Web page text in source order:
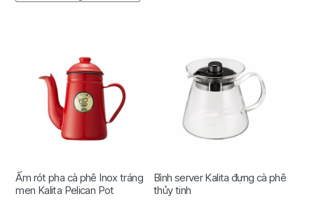
Ấm rót pha cà phê Inox tráng
men Kalita Pelican Pot
Bình server Kalita đựng cà phê
thủy tinh